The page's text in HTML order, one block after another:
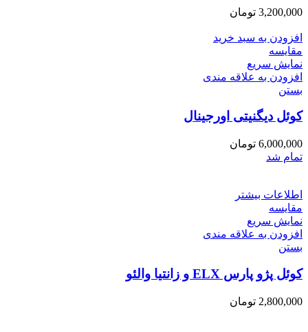
3,200,000 تومان
افزودن به سبد خرید
مقایسه
نمایش سریع
افزودن به علاقه مندی
بستن
کوئل دیگنیتی اورجینال
6,000,000 تومان
تمام شد
اطلاعات بیشتر
مقایسه
نمایش سریع
افزودن به علاقه مندی
بستن
کوئل پژو پارس ELX و زانتیا والئو
2,800,000 تومان